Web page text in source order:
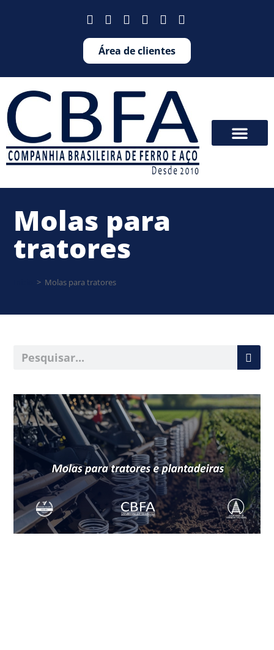
Área de clientes
Molas para
tratores
> Molas para tratores